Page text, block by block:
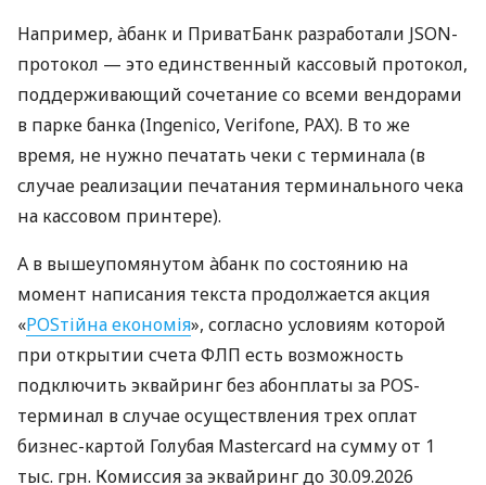
Например, àбанк и ПриватБанк разработали JSON-
протокол — это единственный кассовый протокол,
поддерживающий сочетание со всеми вендорами
в парке банка (Ingenico, Verifone, PAX). В то же
время, не нужно печатать чеки с терминала (в
случае реализации печатания терминального чека
на кассовом принтере).
А в вышеупомянутом àбанк по состоянию на
момент написания текста продолжается акция
«POSтійна економія», согласно условиям которой
при открытии счета ФЛП есть возможность
подключить эквайринг без абонплаты за POS-
терминал в случае осуществления трех оплат
бизнес-картой Голубая Mastercard на сумму от 1
тыс. грн. Комиссия за эквайринг до 30.09.2026